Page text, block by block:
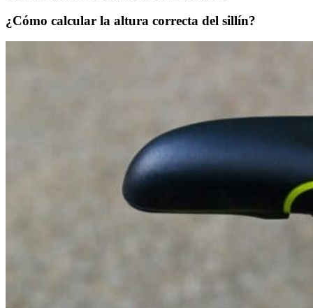
¿Cómo calcular la altura correcta del sillín?